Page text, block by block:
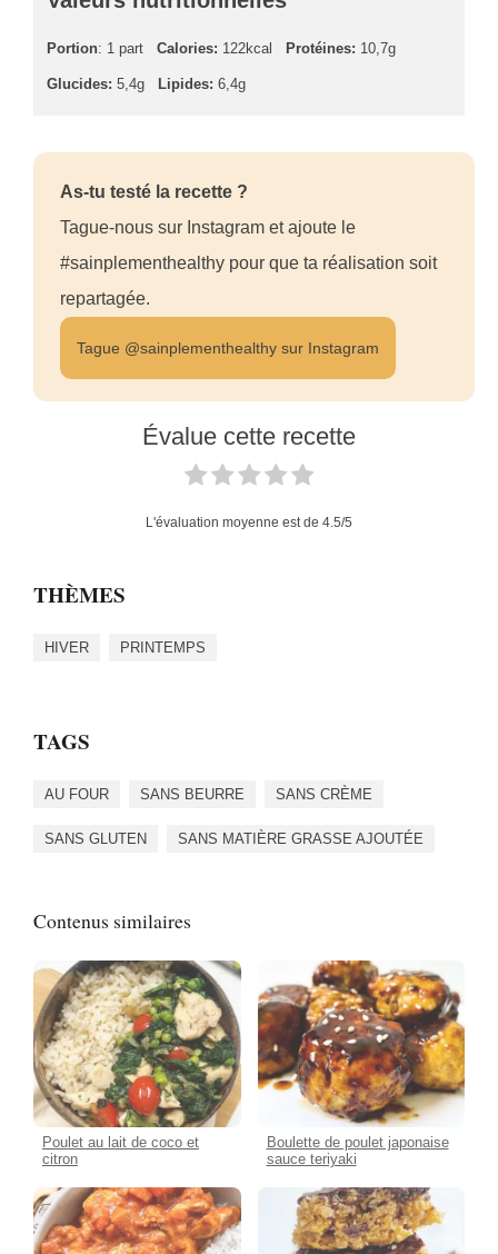
Portion: 1 part Calories: 122kcal Protéines: 10,7g
Glucides: 5,4g Lipides: 6,4g
As-tu testé la recette ?
Tague-nous sur Instagram et ajoute le
#sainplementhealthy pour que ta réalisation soit
repartagée.
Tague @sainplementhealthy sur Instagram
Évalue cette recette
L'évaluation moyenne est de 4.5/5
THÈMES
HIVER PRINTEMPS
TAGS
AU FOUR SANS BEURRE SANS CRÈME
SANS GLUTEN SANS MATIÈRE GRASSE AJOUTÉE
Contenus similaires
Poulet au lait de coco et
citron
Boulette de poulet japonaise
sauce teriyaki